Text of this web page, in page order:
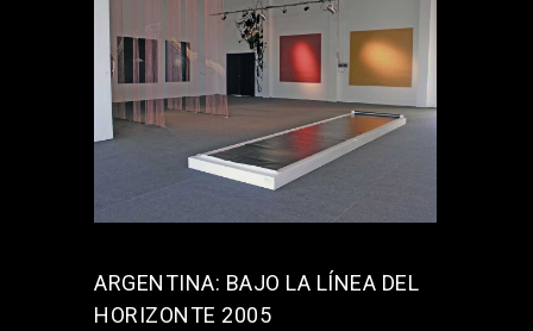
ARGENTINA: BAJO LA LÍNEA DEL
HORIZONTE 2005